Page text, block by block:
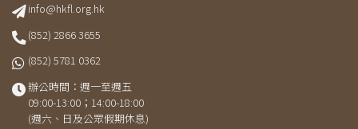
info@hkfl.org.hk
(852) 2866 3655
(852) 5781 0362
辦公時間：週一至週五
09:00-13:00；14:00-18:00
(週六、日及公眾假期休息)